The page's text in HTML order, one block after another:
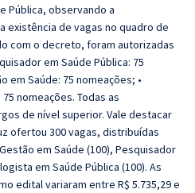
Pública, observando a
existência de vagas no quadro de
com o decreto, foram autorizadas
em Saúde Pública: 75
em Saúde: 75 nomeações; •
nomeações. Todas as
de nível superior. Vale destacar
ofertou 300 vagas, distribuídas
em Saúde (100), Pesquisador
em Saúde Pública (100). As
edital variaram entre R$ 5.735,29 e